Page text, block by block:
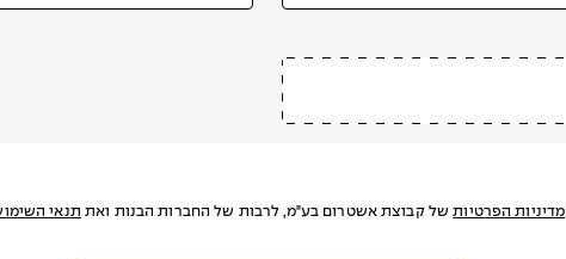
מדיניות הפרטיותשל קבוצת אשטרום בע"מ, לרבות של החברות הבנות ואת תנאי